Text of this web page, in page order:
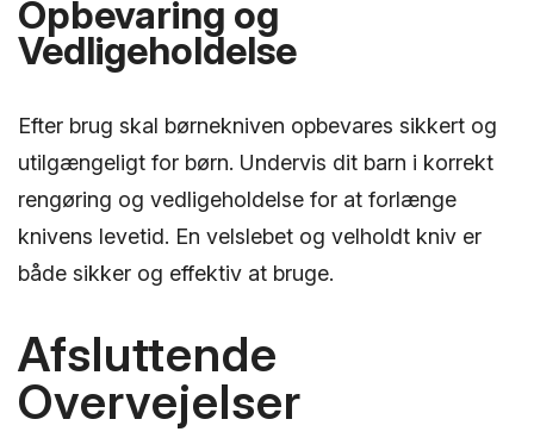
Opbevaring og
Vedligeholdelse
Efter brug skal børnekniven opbevares sikkert og
utilgængeligt for børn. Undervis dit barn i korrekt
rengøring og vedligeholdelse for at forlænge
knivens levetid. En velslebet og velholdt kniv er
både sikker og effektiv at bruge.
Afsluttende
Overvejelser